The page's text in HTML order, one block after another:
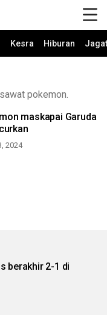
Kesra Hiburan Jagat
pokemon.
maskapai Garuda
2024
berakhir 2-1 di